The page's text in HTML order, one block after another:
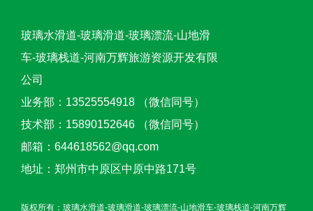
玻璃水滑道-玻璃滑道-玻璃漂流-山地滑
车-玻璃栈道-河南万辉旅游资源开发有限
公司
业务部：13525554918 （微信同号）
技术部：15890152646 （微信同号）
邮箱：644618562@qq.com
地址：郑州市中原区中原中路171号
版权所有：玻璃水滑道-玻璃滑道-玻璃漂流-山地滑车-玻璃栈道-河南万辉